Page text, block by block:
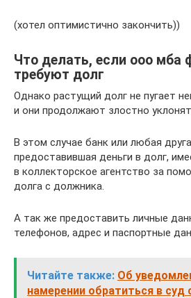
(хотел оптимистично закончить))
Что делать, если ооо мба
требуют долг
Однако растущий долг не пугает
и они продолжают злостно
В этом случае банк или любая
предоставившая деньги в долг,
в коллекторское агентство за
долга с должника.
А так же предоставить личные
телефонов, адрес и паспортные
Читайте также: Об
намерении обратиться в суд